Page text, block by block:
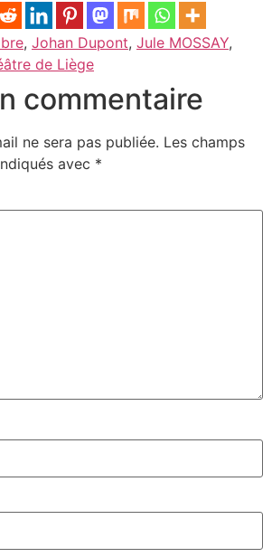
, Johan Dupont, Jule MOSSAY,
de Liège
commentaire
ne sera pas publiée. Les champs
avec *